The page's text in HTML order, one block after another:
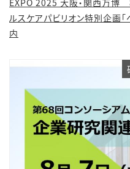
ルスケアパビリオン特別企画「
内